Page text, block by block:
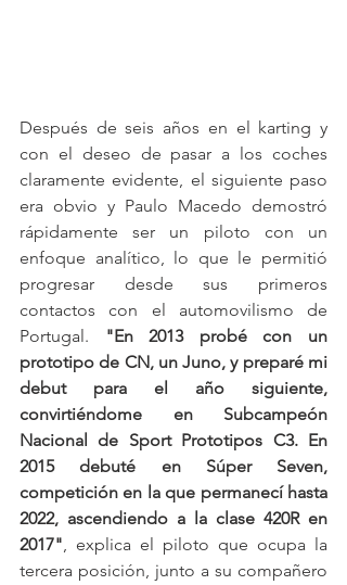
Después de seis años en el karting y
con el deseo de pasar a los coches
claramente evidente, el siguiente paso
era obvio y Paulo Macedo demostró
rápidamente ser un piloto con un
enfoque analítico, lo que le permitió
progresar desde sus primeros
contactos con el automovilismo de
Portugal.
"En 2013 probé con un
prototipo de CN, un Juno, y preparé mi
debut para el año siguiente,
convirtiéndome en Subcampeón
Nacional de Sport Prototipos C3. En
2015 debuté en Súper Seven,
competición en la que permanecí hasta
2022, ascendiendo a la clase 420R en
2017" , explica el piloto que ocupa la
tercera posición, junto a su compañero